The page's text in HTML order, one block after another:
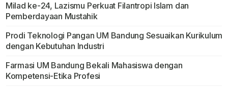
Milad ke-24, Lazismu Perkuat Filantropi Islam dan
Pemberdayaan Mustahik
Prodi Teknologi Pangan UM Bandung Sesuaikan Kurikulum
dengan Kebutuhan Industri
Farmasi UM Bandung Bekali Mahasiswa dengan
Kompetensi-Etika Profesi